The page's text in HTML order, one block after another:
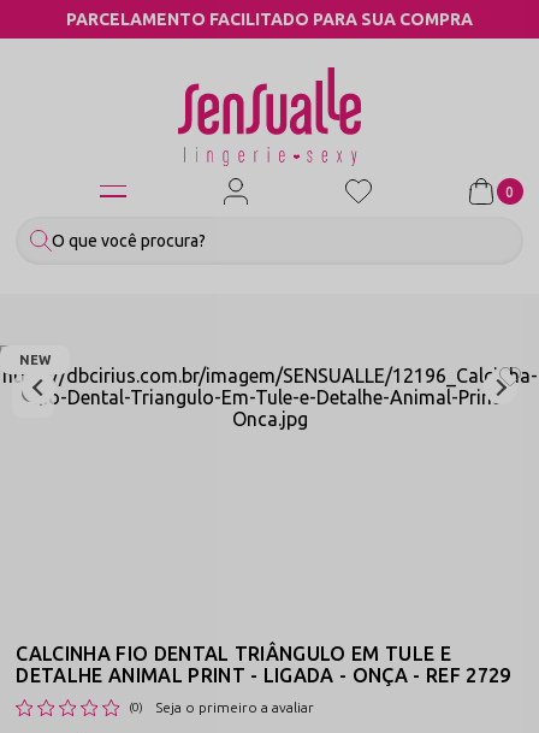
PARA SUA COMPRA COMPRE PELO
0
NEW
CALCINHA FIO DENTAL TRIÂNGULO EM TULE E
DETALHE ANIMAL PRINT - LIGADA - ONÇA - REF 2729
(0) Seja o primeiro a avaliar